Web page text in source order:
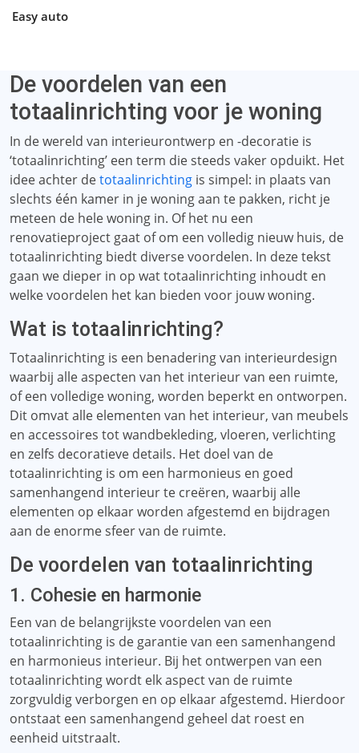
Easy auto
De voordelen van een
totaalinrichting voor je woning
In de wereld van interieurontwerp en -decoratie is
‘totaalinrichting’ een term die steeds vaker opduikt. Het
idee achter detotaalinrichting is simpel: in plaats van
slechts één kamer in je woning aan te pakken, richt je
meteen de hele woning in. Of het nu een
renovatieproject gaat of om een ​​volledig nieuw huis, de
totaalinrichting biedt diverse voordelen. In deze tekst
gaan we dieper in op wat totaalinrichting inhoudt en
welke voordelen het kan bieden voor jouw woning.
Wat is totaalinrichting?
Totaalinrichting is een benadering van interieurdesign
waarbij alle aspecten van het interieur van een ruimte,
of een volledige woning, worden beperkt en ontworpen.
Dit omvat alle elementen van het interieur, van meubels
en accessoires tot wandbekleding, vloeren, verlichting
en zelfs decoratieve details. Het doel van de
totaalinrichting is om een ​​harmonieus en goed
samenhangend interieur te creëren, waarbij alle
elementen op elkaar worden afgestemd en bijdragen
aan de enorme sfeer van de ruimte.
De voordelen van totaalinrichting
1. Cohesie en harmonie
Een van de belangrijkste voordelen van een
totaalinrichting is de garantie van een samenhangend
en harmonieus interieur. Bij het ontwerpen van een
totaalinrichting wordt elk aspect van de ruimte
zorgvuldig verborgen en op elkaar afgestemd. Hierdoor
ontstaat een samenhangend geheel dat roest en
eenheid uitstraalt.